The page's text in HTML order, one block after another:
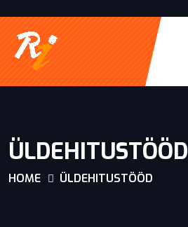
ÜLDEHITUSTÖÖD
HOME ÜLDEHITUSTÖÖD